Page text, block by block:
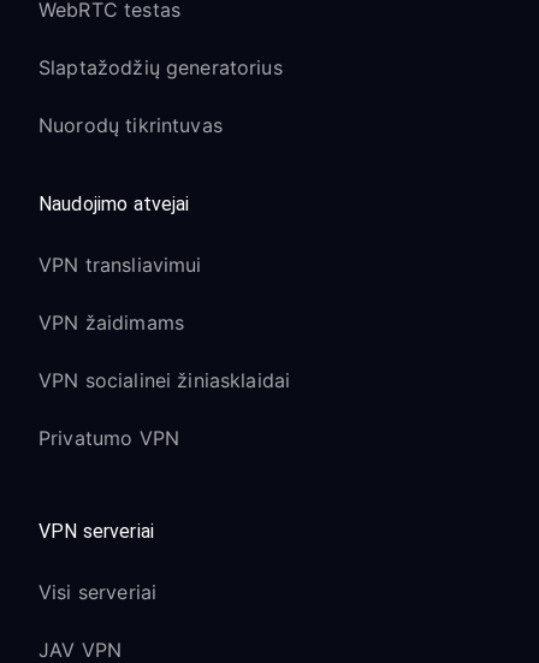
WebRTC testas
Slaptažodžių generatorius
Nuorodų tikrintuvas
Naudojimo atvejai
VPN transliavimui
VPN žaidimams
VPN socialinei žiniasklaidai
Privatumo VPN
VPN serveriai
Visi serveriai
JAV VPN